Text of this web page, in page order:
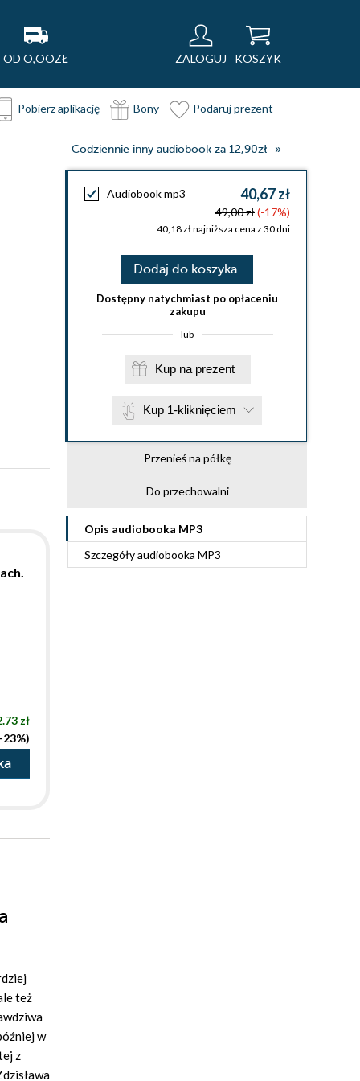
OD O,OOZŁ ZALOGUJ KOSZYK
Pobierz aplikację Bony Podaruj prezent
Codziennie inny audiobook za 12,90zł
Audiobook mp3 40,67 zł
49,00 zł(-17%)
40,18 zł najniższa cena z 30 dni
Dodaj do koszyka
Dostępny natychmiast po opłaceniu
zakupu
lub
Kup na prezent
Kup 1-kliknięciem
Przenieś na półkę
Do przechowalni
Opis audiobooka MP3
Szczegółyaudiobooka MP3
zł
23%)
też
w
z